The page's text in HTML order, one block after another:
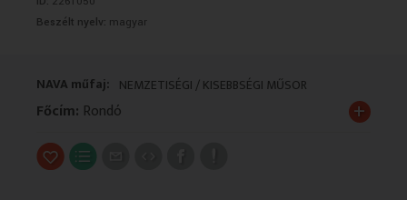
Beszélt nyelv: magyar
NAVA műfaj: NEMZETISÉGI / KISEBBSÉGI MŰSOR
Főcím: Rondó +